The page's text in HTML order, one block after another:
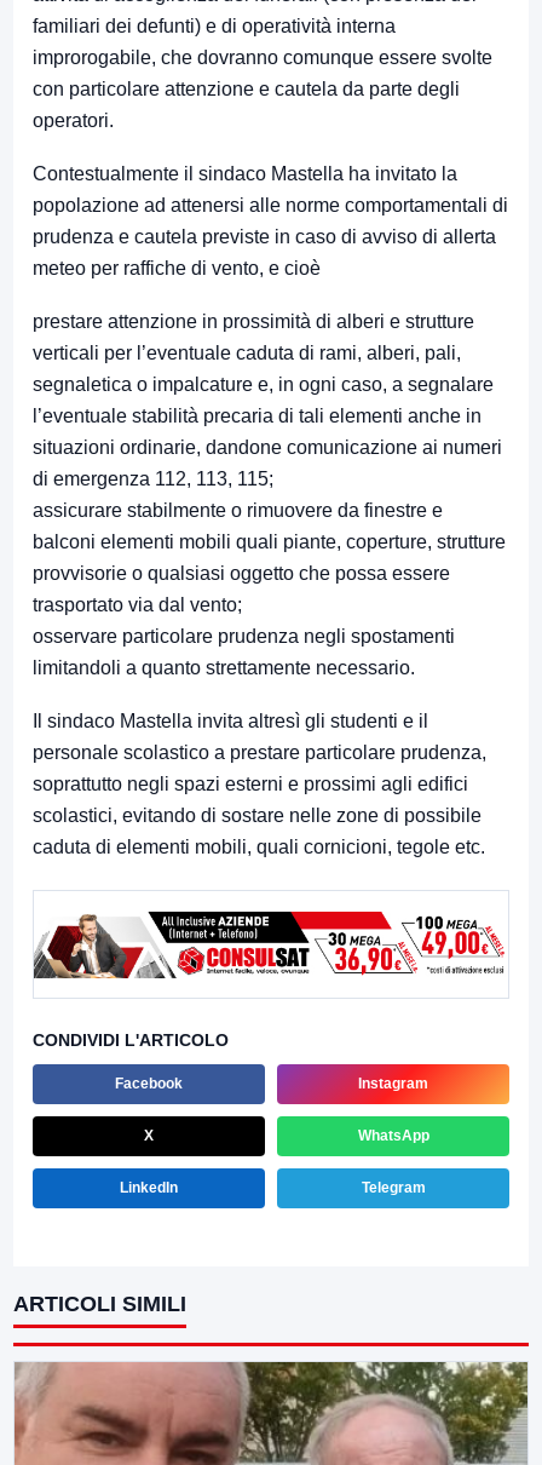
familiari dei defunti) e di operatività interna
improrogabile, che dovranno comunque essere svolte
con particolare attenzione e cautela da parte degli
operatori.
Contestualmente il sindaco Mastella ha invitato la
popolazione ad attenersi alle norme comportamentali di
prudenza e cautela previste in caso di avviso di allerta
meteo per raffiche di vento, e cioè
prestare attenzione in prossimità di alberi e strutture
verticali per l’eventuale caduta di rami, alberi, pali,
segnaletica o impalcature e, in ogni caso, a segnalare
l’eventuale stabilità precaria di tali elementi anche in
situazioni ordinarie, dandone comunicazione ai numeri
di emergenza 112, 113, 115;
assicurare stabilmente o rimuovere da finestre e
balconi elementi mobili quali piante, coperture, strutture
provvisorie o qualsiasi oggetto che possa essere
trasportato via dal vento;
osservare particolare prudenza negli spostamenti
limitandoli a quanto strettamente necessario.
Il sindaco Mastella invita altresì gli studenti e il
personale scolastico a prestare particolare prudenza,
soprattutto negli spazi esterni e prossimi agli edifici
scolastici, evitando di sostare nelle zone di possibile
caduta di elementi mobili, quali cornicioni, tegole etc.
CONDIVIDI L'ARTICOLO
Facebook Instagram
X WhatsApp
LinkedIn Telegram
ARTICOLI SIMILI